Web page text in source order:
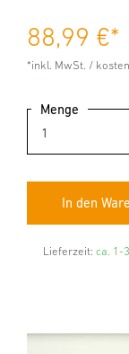
88,99 €*
*inkl. MwSt. /
Menge
Lieferzeit: ca. 1-